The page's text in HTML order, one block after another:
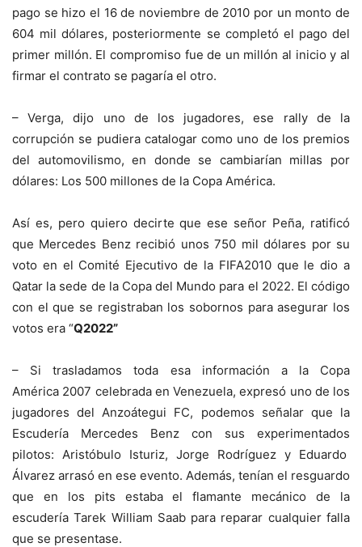
pago se hizo el 16 de noviembre de 2010 por un monto de
604 mil dólares, posteriormente se completó el pago del
primer millón. El compromiso fue de un millón al inicio y al
firmar el contrato se pagaría el otro.
– Verga, dijo uno de los jugadores, ese rally de la
corrupción se pudiera catalogar como uno de los premios
del automovilismo, en donde se cambiarían millas por
dólares: Los 500 millones de la Copa América.
Así es, pero quiero decirte que ese señor Peña, ratificó
que Mercedes Benz recibió unos 750 mil dólares por su
voto en el Comité Ejecutivo de la FIFA2010 que le dio a
Qatar la sede de la Copa del Mundo para el 2022. El código
con el que se registraban los sobornos para asegurar los
votos era “Q2022”
– Si trasladamos toda esa información a la Copa
América 2007 celebrada en Venezuela, expresó uno de los
jugadores del Anzoátegui FC, podemos señalar que la
Escudería Mercedes Benz con sus experimentados
pilotos: Aristóbulo Isturiz, Jorge Rodríguez y Eduardo
Álvarez arrasó en ese evento. Además, tenían el resguardo
que en los pits estaba el flamante mecánico de la
escudería Tarek William Saab para reparar cualquier falla
que se presentase.